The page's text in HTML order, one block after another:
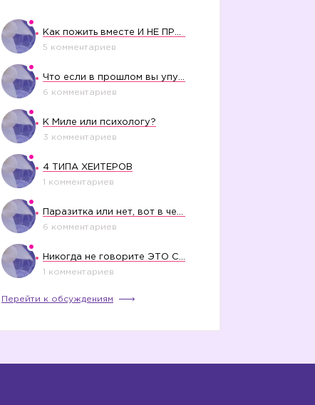
5 комментариев
6 комментариев
К Миле или психологу?
3 комментариев
4 ТИПА ХЕЙТЕРОВ
1 комментариев
6 комментариев
1 комментариев
Перейти к обсуждениям